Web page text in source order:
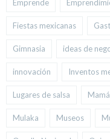
Emprende
Fiestas mexicanas
Gimnasia ideas de
innovación Inventos
Lugares de salsa
Mulaka Museos